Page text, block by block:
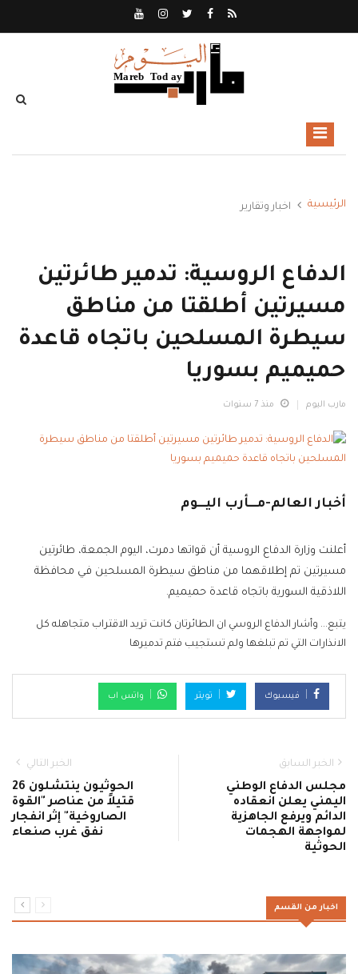
الرئيسية اخبار وتقارير
الدفاع الروسية: تدمير طائرتين
مسيرتين أطلقتا من مناطق
سيطرة المسلحين باتجاه قاعدة
حميميم بسوريا
مارب اليوم منذ 7 سنوات
أخبار العالم-مـــأرب اليـــوم
أعلنت وزارة الدفاع الروسية أن قواتها دمرت، اليوم الجمعة، طائرتين
مسيرتين تم إطلاقهما من مناطق سيطرة المسلحين في محافظة
اللاذقية السورية باتجاه قاعدة حميميم.
يتبع... وأشار الدفاع الروسي ان الطائرتان كانت تريد الاقتراب متجاهله كل
الانذارات التي تم تبلغها ولم تستجيب فتم تدميرها
فيسبوك تويتر واتس اب
الخبر السابق
مجلس الدفاع الوطني
اليمني يعلن انعقاده
الدائم ويرفع الجاهزية
لمواجهة الهجمات
الحوثية
الخبر التالي
الحوثيون ينتشلون 26
قتيلاً من عناصر "القوة
الصاروخية" إثر انفجار
نفق غرب صنعاء
اخبار من القسم